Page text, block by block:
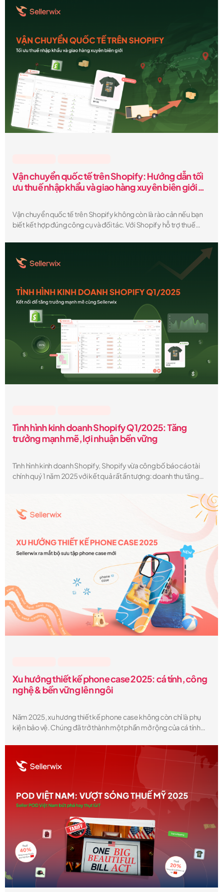
động hóa trong quản lý đơn hàng POD để thay thế cho quy trình
thủ công truyền thống.
Vận chuyển quốc tế trên Shopify: Hướng dẫn tối
ưu thuế nhập khẩu và giao hàng xuyên biên giới
Vận chuyển quốc tế trên Shopify không còn là rào cản nếu bạn
biết kết hợp đúng công cụ và đối tác. Với Shopify hỗ trợ thuế
động hóa toàn bộ quy trình POD
Tình hình kinh doanh Shopify Q1/2025: Tăng
trưởng mạnh mẽ, lợi nhuận bền vững
Tình hình kinh doanh Shopify, Shopify vừa công bố báo cáo tài
chính quý 1 năm 2025 với kết quả rất ấn tượng: doanh thu tăng
Xu hướng thiết kế phone case 2025: cá tính, công
nghệ & bền vững lên ngôi
Năm 2025, xu hương thiết kế phone case không còn chỉ là phụ
kiện bảo vệ. Chúng đã trở thành một phần mở rộng của cá tính
công nghệ. Từ các thiết kế cá nhân hóa bằng AI cho tới những
mẫu ốp làm từ vật liệu tái chế, thị trường ốp lưng đang tăng tốc đổi
mới, với giá trị toàn cầu đạt hơn 20 tỷ USD. Vậy đâu là xu hướng
thiết kế ốp lưng nổi bật nhất năm 2025 mà người bán Print-on-
Demand, các thương hiệu phụ kiện và nhà đầu tư nên biết?